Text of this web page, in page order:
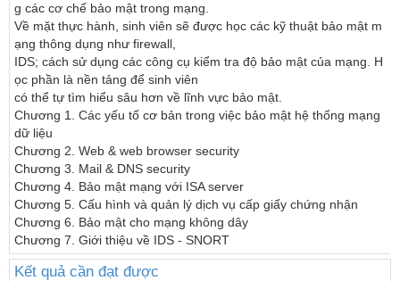
g các cơ chế bảo mật trong mạng.
Về mặt thực hành, sinh viên sẽ được học các kỹ thuật bảo mật m
ạng thông dụng như firewall,
IDS; cách sử dụng các công cụ kiểm tra độ bảo mật của mạng. H
ọc phần là nền tảng để sinh viên
có thể tự tìm hiểu sâu hơn về lĩnh vực bảo mật.
Chương 1. Các yếu tố cơ bản trong việc bảo mật hệ thống mạng
dữ liệu
Chương 2. Web & web browser security
Chương 3. Mail & DNS security
Chương 4. Bảo mật mạng với ISA server
Chương 5. Cấu hình và quản lý dịch vụ cấp giấy chứng nhận
Chương 6. Bảo mật cho mạng không dây
Chương 7. Giới thiệu về IDS - SNORT
Kết quả cần đạt được